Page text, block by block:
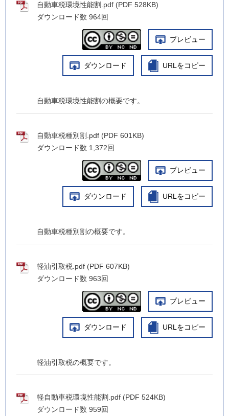
自動車税環境性能割.pdf (PDF 528KB)
ダウンロード数 964回
プレビュー
ダウンロード URLをコピー
自動車税環境性能割の概要です。
自動車税種別割.pdf (PDF 601KB)
ダウンロード数 1,372回
プレビュー
ダウンロード URLをコピー
自動車税種別割の概要です。
軽油引取税.pdf (PDF 607KB)
ダウンロード数 963回
プレビュー
ダウンロード URLをコピー
軽油引取税の概要です。
軽自動車税環境性能割.pdf (PDF 524KB)
ダウンロード数 959回